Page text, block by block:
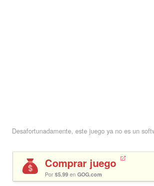
Desafortunadamente, este juego ya no es un
Comprar juego
Por $5.99 en GOG.com